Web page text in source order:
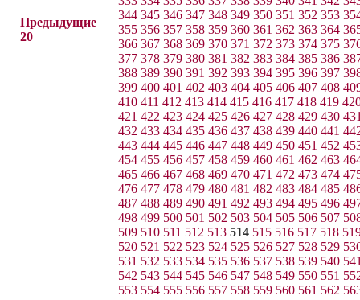
Предыдущие
20
344 345 346 347 348 349 350 351 352 353
355 356 357 358 359 360 361 362 363 364
366 367 368 369 370 371 372 373 374 375
377 378 379 380 381 382 383 384 385 386
388 389 390 391 392 393 394 395 396 397
399 400 401 402 403 404 405 406 407 408
410 411 412 413 414 415 416 417 418 419
421 422 423 424 425 426 427 428 429 430
432 433 434 435 436 437 438 439 440 441
443 444 445 446 447 448 449 450 451 452
454 455 456 457 458 459 460 461 462 463
465 466 467 468 469 470 471 472 473 474
476 477 478 479 480 481 482 483 484 485
487 488 489 490 491 492 493 494 495 496
498 499 500 501 502 503 504 505 506 507
509 510 511 512 513 514 515 516 517 518
520 521 522 523 524 525 526 527 528 529
531 532 533 534 535 536 537 538 539 540
542 543 544 545 546 547 548 549 550 551
553 554 555 556 557 558 559 560 561 562